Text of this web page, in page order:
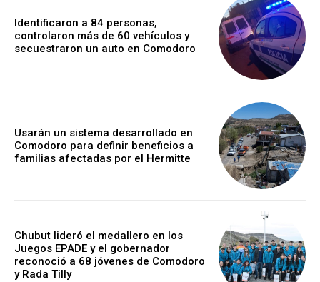
Identificaron a 84 personas,
controlaron más de 60 vehículos y
secuestraron un auto en Comodoro
Usarán un sistema desarrollado en
Comodoro para definir beneficios a
familias afectadas por el Hermitte
Chubut lideró el medallero en los
Juegos EPADE y el gobernador
reconoció a 68 jóvenes de Comodoro
y Rada Tilly